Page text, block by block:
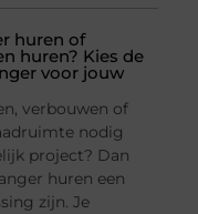
huren of
huren? Kies de
voor jouw
verbouwen of
nodig
project? Dan
huren een
zijn. Je